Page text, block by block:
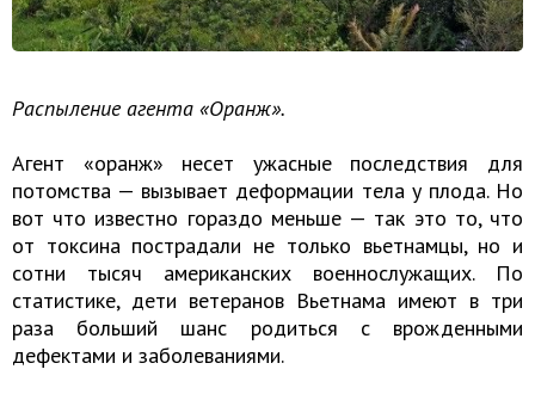
Распыление агента «Оранж».
Агент «оранж» несет ужасные последствия для
потомства — вызывает деформации тела у плода. Но
вот что известно гораздо меньше — так это то, что
от токсина пострадали не только вьетнамцы, но и
сотни тысяч американских военнослужащих. По
статистике, дети ветеранов Вьетнама имеют в три
раза больший шанс родиться с врожденными
дефектами и заболеваниями.